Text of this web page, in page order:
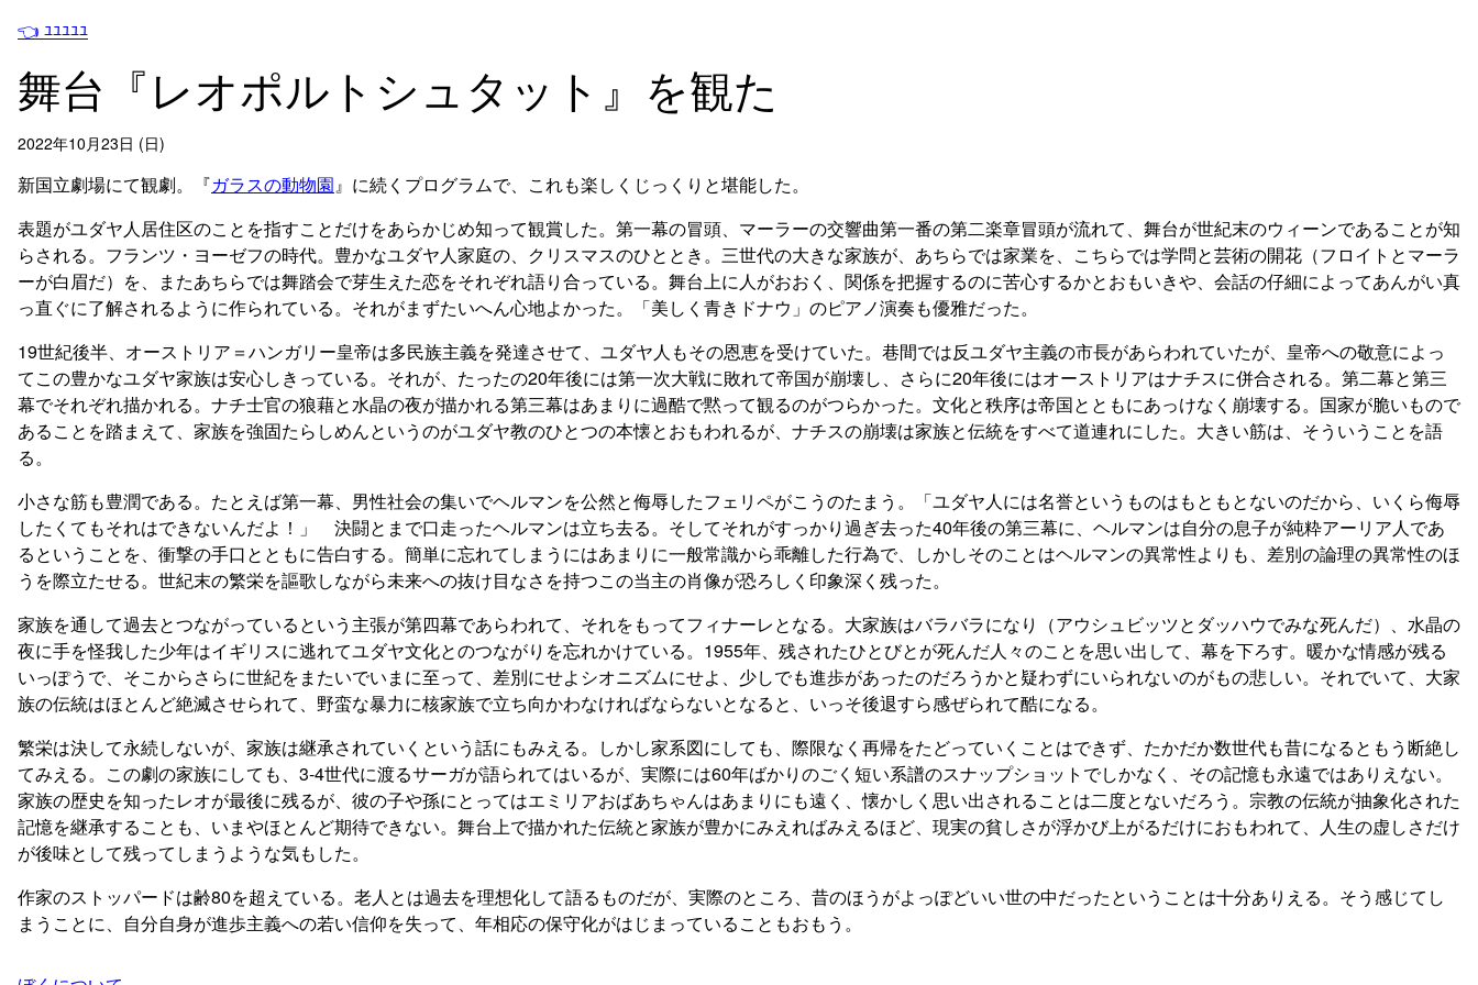
👈 ﾕﾕﾕﾕﾕ
舞台『レオポルトシュタット』を観た
2022年10月23日 (日)
新国立劇場にて観劇。『ガラスの動物園』に続くプログラムで、これも楽しくじっくりと堪能した。
表題がユダヤ人居住区のことを指すことだけをあらかじめ知って観賞した。第一幕の冒頭、マーラーの交響曲第一番の第二楽章冒頭が流れて、舞台が世紀末のウィーンであることが知
らされる。フランツ・ヨーゼフの時代。豊かなユダヤ人家庭の、クリスマスのひととき。三世代の大きな家族が、あちらでは家業を、こちらでは学問と芸術の開花（フロイトとマーラ
ーが白眉だ）を、またあちらでは舞踏会で芽生えた恋をそれぞれ語り合っている。舞台上に人がおおく、関係を把握するのに苦心するかとおもいきや、会話の仔細によってあんがい真
っ直ぐに了解されるように作られている。それがまずたいへん心地よかった。「美しく青きドナウ」のピアノ演奏も優雅だった。
19世紀後半、オーストリア＝ハンガリー皇帝は多民族主義を発達させて、ユダヤ人もその恩恵を受けていた。巷間では反ユダヤ主義の市長があらわれていたが、皇帝への敬意によっ
てこの豊かなユダヤ家族は安心しきっている。それが、たったの20年後には第一次大戦に敗れて帝国が崩壊し、さらに20年後にはオーストリアはナチスに併合される。第二幕と第三
幕でそれぞれ描かれる。ナチ士官の狼藉と水晶の夜が描かれる第三幕はあまりに過酷で黙って観るのがつらかった。文化と秩序は帝国とともにあっけなく崩壊する。国家が脆いもので
あることを踏まえて、家族を強固たらしめんというのがユダヤ教のひとつの本懐とおもわれるが、ナチスの崩壊は家族と伝統をすべて道連れにした。大きい筋は、そういうことを語
る。
小さな筋も豊潤である。たとえば第一幕、男性社会の集いでヘルマンを公然と侮辱したフェリペがこうのたまう。「ユダヤ人には名誉というものはもともとないのだから、いくら侮辱
したくてもそれはできないんだよ！」 決闘とまで口走ったヘルマンは立ち去る。そしてそれがすっかり過ぎ去った40年後の第三幕に、ヘルマンは自分の息子が純粋アーリア人であ
るということを、衝撃の手口とともに告白する。簡単に忘れてしまうにはあまりに一般常識から乖離した行為で、しかしそのことはヘルマンの異常性よりも、差別の論理の異常性のほ
うを際立たせる。世紀末の繁栄を謳歌しながら未来への抜け目なさを持つこの当主の肖像が恐ろしく印象深く残った。
家族を通して過去とつながっているという主張が第四幕であらわれて、それをもってフィナーレとなる。大家族はバラバラになり（アウシュビッツとダッハウでみな死んだ）、水晶の
夜に手を怪我した少年はイギリスに逃れてユダヤ文化とのつながりを忘れかけている。1955年、残されたひとびとが死んだ人々のことを思い出して、幕を下ろす。暖かな情感が残る
いっぽうで、そこからさらに世紀をまたいでいまに至って、差別にせよシオニズムにせよ、少しでも進歩があったのだろうかと疑わずにいられないのがもの悲しい。それでいて、大家
族の伝統はほとんど絶滅させられて、野蛮な暴力に核家族で立ち向かわなければならないとなると、いっそ後退すら感ぜられて酷になる。
繁栄は決して永続しないが、家族は継承されていくという話にもみえる。しかし家系図にしても、際限なく再帰をたどっていくことはできず、たかだか数世代も昔になるともう断絶し
てみえる。この劇の家族にしても、3-4世代に渡るサーガが語られてはいるが、実際には60年ばかりのごく短い系譜のスナップショットでしかなく、その記憶も永遠ではありえない。
家族の歴史を知ったレオが最後に残るが、彼の子や孫にとってはエミリアおばあちゃんはあまりにも遠く、懐かしく思い出されることは二度とないだろう。宗教の伝統が抽象化された
記憶を継承することも、いまやほとんど期待できない。舞台上で描かれた伝統と家族が豊かにみえればみえるほど、現実の貧しさが浮かび上がるだけにおもわれて、人生の虚しさだけ
が後味として残ってしまうような気もした。
作家のストッパードは齢80を超えている。老人とは過去を理想化して語るものだが、実際のところ、昔のほうがよっぽどいい世の中だったということは十分ありえる。そう感じてし
まうことに、自分自身が進歩主義への若い信仰を失って、年相応の保守化がはじまっていることもおもう。